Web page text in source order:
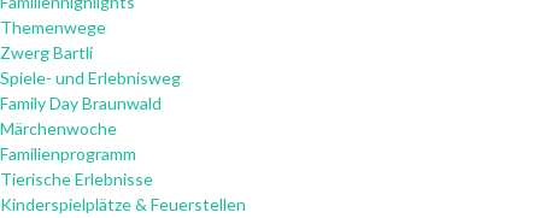
Themenwege
Zwerg Bartli
Spiele- und Erlebnisweg
Family Day Braunwald
Märchenwoche
Familienprogramm
Tierische Erlebnisse
Kinderspielplätze & Feuerstellen